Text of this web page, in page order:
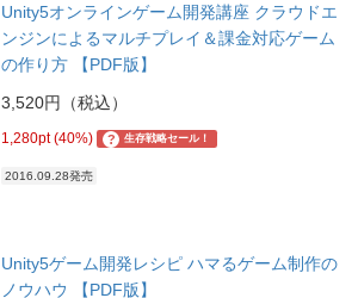
Unity5オンラインゲーム開発講座 クラウドエ
ンジンによるマルチプレイ＆課金対応ゲーム
の作り方 【PDF版】
3,520円（税込）
1,280pt (40%) ? 生存戦略セール！
2016.09.28発売
Unity5ゲーム開発レシピ ハマるゲーム制作の
ノウハウ 【PDF版】